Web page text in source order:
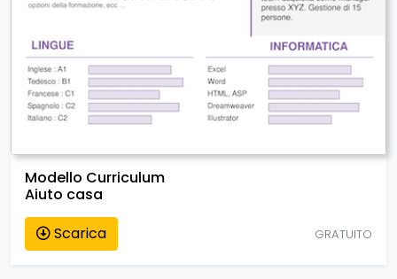
Modello Curriculum
Aiuto casa
Scarica
GRATUITO